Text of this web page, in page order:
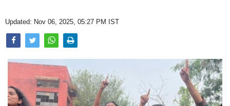
Health & Lifestyle
Home
Updated: Nov 06, 2025, 05:27 PM IST